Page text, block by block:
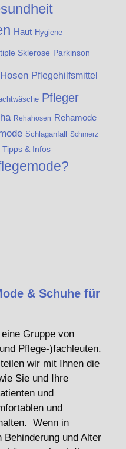
Haut Hygiene
Sklerose Parkinson
Pflegehilfsmittel
Pfleger
Rehahosen Rehamode
Schlaganfall
Schmerz
Tipps & Infos
& Schuhe für
Gruppe von
Pflege-)fachleuten.
wir mit Ihnen die
Sie und Ihre
und
und
Wenn in
und Alter